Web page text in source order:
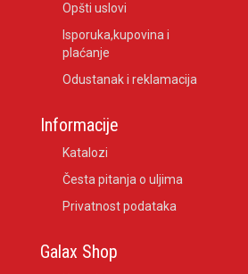
Opšti uslovi
Isporuka,kupovina i
plaćanje
Odustanak i reklamacija
Informacije
Katalozi
Česta pitanja o uljima
Privatnost podataka
Galax Shop